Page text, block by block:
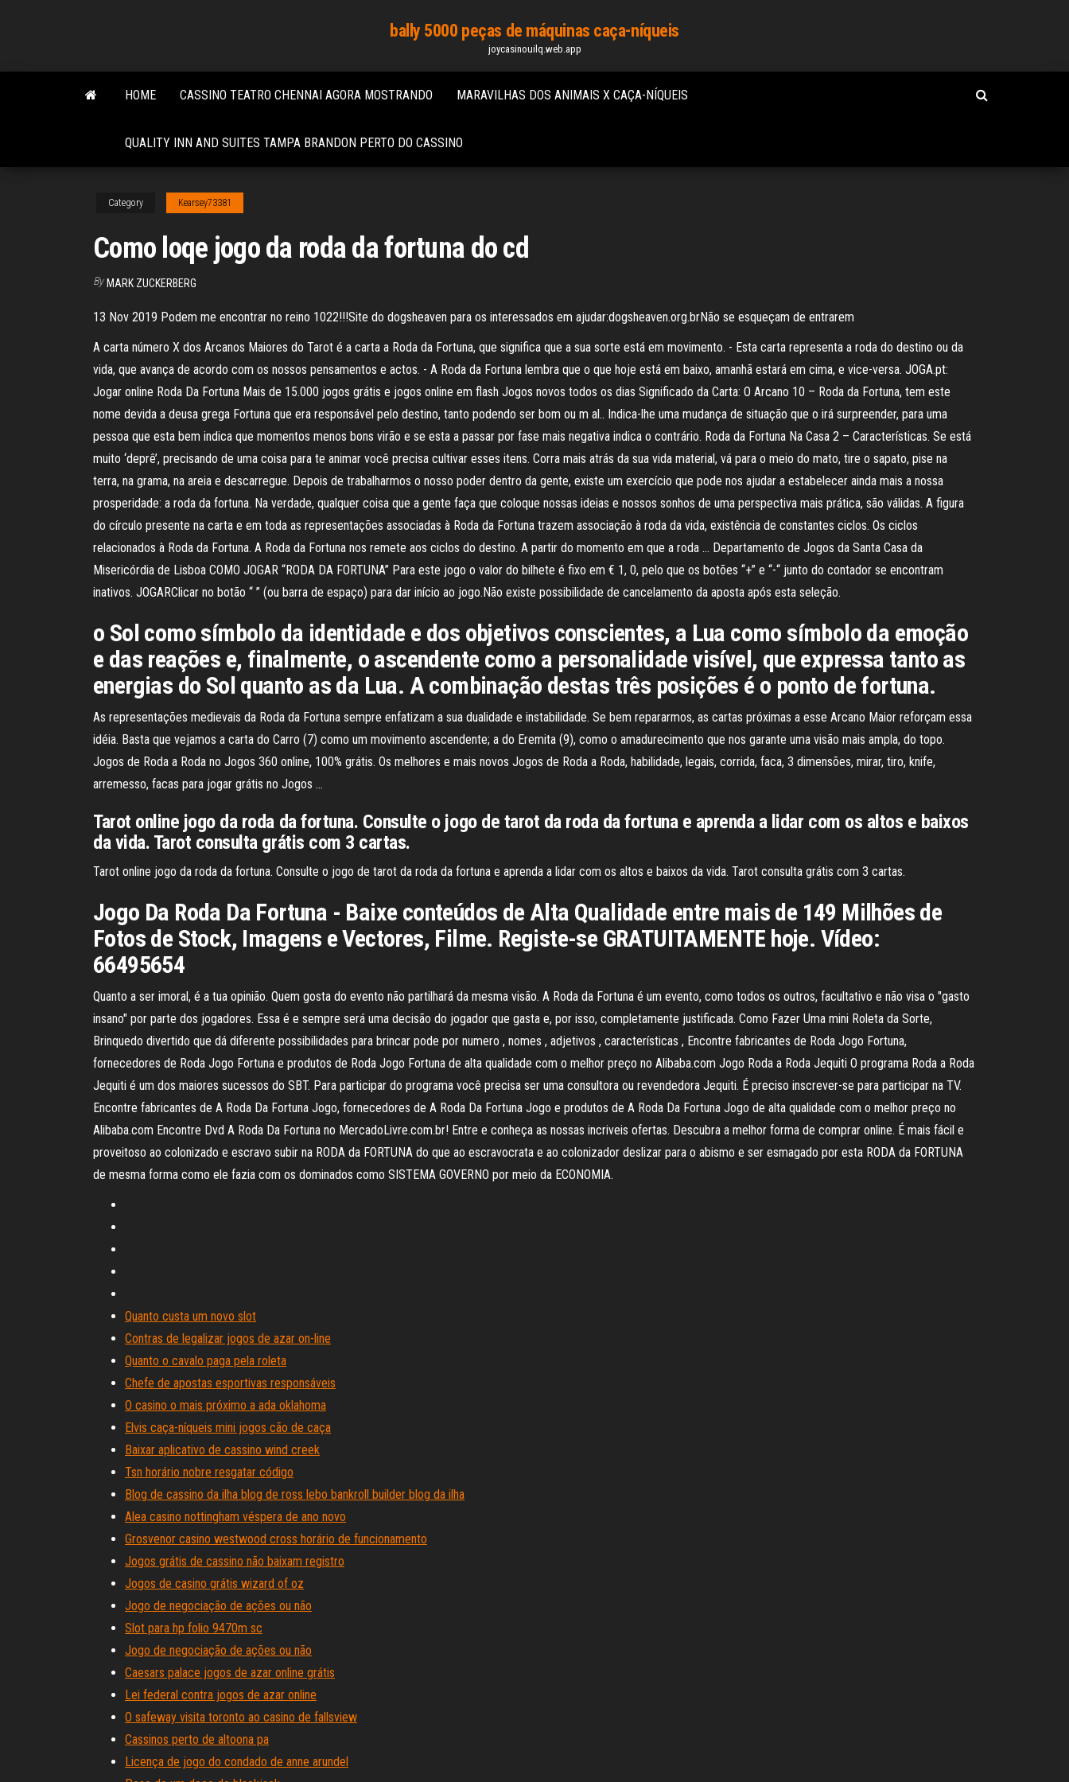
content
bally 5000 peças de máquinas caça-níqueis
joycasinouilq.web.app
HOME CASSINO TEATRO CHENNAI AGORA MOSTRANDO MARAVILHAS DOS ANIMAIS X CAÇA-NÍQUEIS
QUALITY INN AND SUITES TAMPA BRANDON PERTO DO CASSINO
Category Kearsey73381
Como loqe jogo da roda da fortuna do cd
By MARK ZUCKERBERG
13 Nov 2019 Podem me encontrar no reino 1022!!!Site do dogsheaven para os interessados em ajudar:dogsheaven.org.brNão se esqueçam de entrarem
A carta número X dos Arcanos Maiores do Tarot é a carta a Roda da Fortuna, que significa que a sua sorte está em movimento. - Esta carta representa a roda do destino ou da
vida, que avança de acordo com os nossos pensamentos e actos. - A Roda da Fortuna lembra que o que hoje está em baixo, amanhã estará em cima, e vice-versa. JOGA.pt:
Jogar online Roda Da Fortuna Mais de 15.000 jogos grátis e jogos online em flash Jogos novos todos os dias Significado da Carta: O Arcano 10 – Roda da Fortuna, tem este
nome devida a deusa grega Fortuna que era responsável pelo destino, tanto podendo ser bom ou m al.. Indica-lhe uma mudança de situação que o irá surpreender, para uma
pessoa que esta bem indica que momentos menos bons virão e se esta a passar por fase mais negativa indica o contrário. Roda da Fortuna Na Casa 2 – Características. Se está
muito ‘deprê’, precisando de uma coisa para te animar você precisa cultivar esses itens. Corra mais atrás da sua vida material, vá para o meio do mato, tire o sapato, pise na
terra, na grama, na areia e descarregue. Depois de trabalharmos o nosso poder dentro da gente, existe um exercício que pode nos ajudar a estabelecer ainda mais a nossa
prosperidade: a roda da fortuna. Na verdade, qualquer coisa que a gente faça que coloque nossas ideias e nossos sonhos de uma perspectiva mais prática, são válidas. A figura
do círculo presente na carta e em toda as representações associadas à Roda da Fortuna trazem associação à roda da vida, existência de constantes ciclos. Os ciclos
relacionados à Roda da Fortuna. A Roda da Fortuna nos remete aos ciclos do destino. A partir do momento em que a roda … Departamento de Jogos da Santa Casa da
Misericórdia de Lisboa COMO JOGAR “RODA DA FORTUNA” Para este jogo o valor do bilhete é fixo em € 1, 0, pelo que os botões “+” e “-“ junto do contador se encontram
inativos. JOGARClicar no botão “ ” (ou barra de espaço) para dar início ao jogo.Não existe possibilidade de cancelamento da aposta após esta seleção.
o Sol como símbolo da identidade e dos objetivos conscientes, a Lua como símbolo da emoção
e das reações e, finalmente, o ascendente como a personalidade visível, que expressa tanto as
energias do Sol quanto as da Lua. A combinação destas três posições é o ponto de fortuna.
As representações medievais da Roda da Fortuna sempre enfatizam a sua dualidade e instabilidade. Se bem repararmos, as cartas próximas a esse Arcano Maior reforçam essa
idéia. Basta que vejamos a carta do Carro (7) como um movimento ascendente; a do Eremita (9), como o amadurecimento que nos garante uma visão mais ampla, do topo.
Jogos de Roda a Roda no Jogos 360 online, 100% grátis. Os melhores e mais novos Jogos de Roda a Roda, habilidade, legais, corrida, faca, 3 dimensões, mirar, tiro, knife,
arremesso, facas para jogar grátis no Jogos …
Tarot online jogo da roda da fortuna. Consulte o jogo de tarot da roda da fortuna e aprenda a lidar com os altos e baixos
da vida. Tarot consulta grátis com 3 cartas.
Tarot online jogo da roda da fortuna. Consulte o jogo de tarot da roda da fortuna e aprenda a lidar com os altos e baixos da vida. Tarot consulta grátis com 3 cartas.
Jogo Da Roda Da Fortuna - Baixe conteúdos de Alta Qualidade entre mais de 149 Milhões de
Fotos de Stock, Imagens e Vectores, Filme. Registe-se GRATUITAMENTE hoje. Vídeo:
66495654
Quanto a ser imoral, é a tua opinião. Quem gosta do evento não partilhará da mesma visão. A Roda da Fortuna é um evento, como todos os outros, facultativo e não visa o "gasto
insano" por parte dos jogadores. Essa é e sempre será uma decisão do jogador que gasta e, por isso, completamente justificada. Como Fazer Uma mini Roleta da Sorte,
Brinquedo divertido que dá diferente possibilidades para brincar pode por numero , nomes , adjetivos , características , Encontre fabricantes de Roda Jogo Fortuna,
fornecedores de Roda Jogo Fortuna e produtos de Roda Jogo Fortuna de alta qualidade com o melhor preço no Alibaba.com Jogo Roda a Roda Jequiti O programa Roda a Roda
Jequiti é um dos maiores sucessos do SBT. Para participar do programa você precisa ser uma consultora ou revendedora Jequiti. É preciso inscrever-se para participar na TV.
Encontre fabricantes de A Roda Da Fortuna Jogo, fornecedores de A Roda Da Fortuna Jogo e produtos de A Roda Da Fortuna Jogo de alta qualidade com o melhor preço no
Alibaba.com Encontre Dvd A Roda Da Fortuna no MercadoLivre.com.br! Entre e conheça as nossas incriveis ofertas. Descubra a melhor forma de comprar online. É mais fácil e
proveitoso ao colonizado e escravo subir na RODA da FORTUNA do que ao escravocrata e ao colonizador deslizar para o abismo e ser esmagado por esta RODA da FORTUNA
de mesma forma como ele fazia com os dominados como SISTEMA GOVERNO por meio da ECONOMIA.
Quanto custa um novo slot
Contras de legalizar jogos de azar on-line
Quanto o cavalo paga pela roleta
Chefe de apostas esportivas responsáveis
O casino o mais próximo a ada oklahoma
Elvis caça-níqueis mini jogos cão de caça
Baixar aplicativo de cassino wind creek
Tsn horário nobre resgatar código
Blog de cassino da ilha blog de ross lebo bankroll builder blog da ilha
Alea casino nottingham véspera de ano novo
Grosvenor casino westwood cross horário de funcionamento
Jogos grátis de cassino não baixam registro
Jogos de casino grátis wizard of oz
Jogo de negociação de ações ou não
Slot para hp folio 9470m sc
Jogo de negociação de ações ou não
Caesars palace jogos de azar online grátis
Lei federal contra jogos de azar online
O safeway visita toronto ao casino de fallsview
Cassinos perto de altoona pa
Licença de jogo do condado de anne arundel